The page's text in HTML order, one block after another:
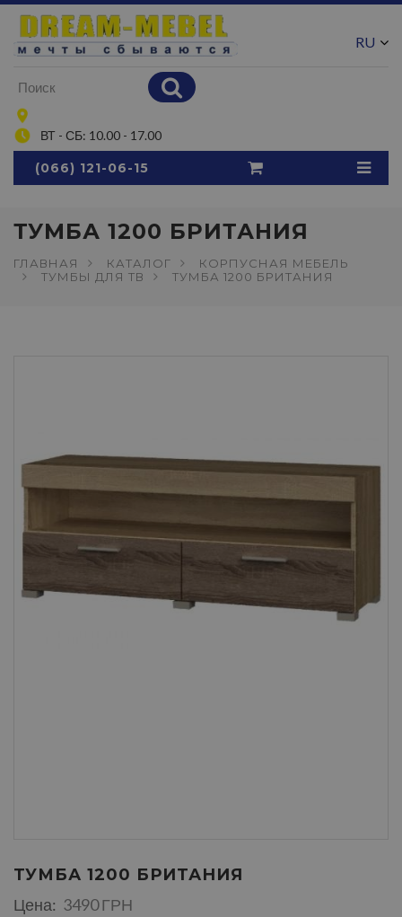
ВТ - СБ: 10.00 - 17.00
RU
(066) 121-06-15
ТУМБА 1200 БРИТАНИЯ
ГЛАВНАЯ КАТАЛОГ
КОРПУСНАЯ МЕБЕЛЬ
ТУМБЫ ДЛЯ ТВ
ТУМБА 1200 БРИТАНИЯ
ТУМБА 1200 БРИТАНИЯ
Цена: 3490 ГРН